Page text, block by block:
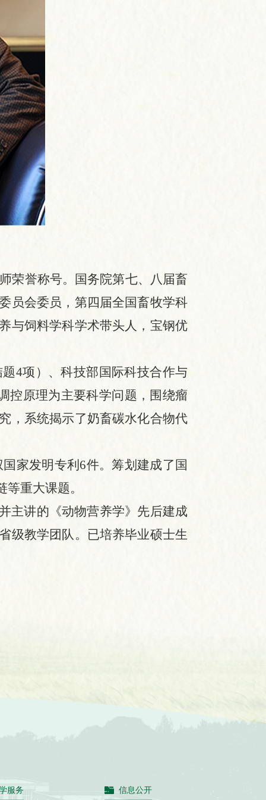
荣誉称号。国务院第七、八届畜
员会委员，第四届全国畜牧学科
与饲料学科学术带头人，宝钢优
4项）、科技部国际科技合作与
控原理为主要科学问题，围绕瘤
，系统揭示了奶畜碳水化合物代
家发明专利6件。筹划建成了国
重大课题。
主讲的《动物营养学》先后建成
级教学团队。已培养毕业硕士生
服务 信息公开